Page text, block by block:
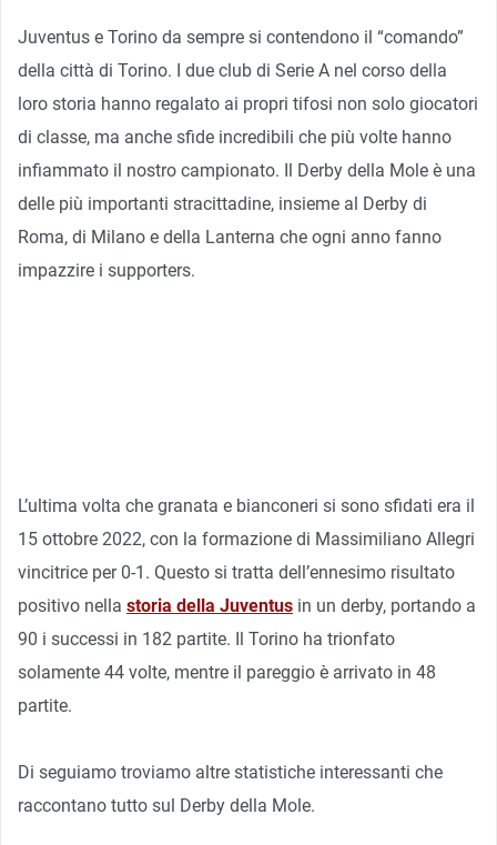
Juventus e Torino da sempre si contendono il “comando”
della città di Torino. I due club di Serie A nel corso della
loro storia hanno regalato ai propri tifosi non solo giocatori
di classe, ma anche sfide incredibili che più volte hanno
infiammato il nostro campionato. Il Derby della Mole è una
delle più importanti stracittadine, insieme al Derby di
Roma, di Milano e della Lanterna che ogni anno fanno
impazzire i supporters.
L’ultima volta che granata e bianconeri si sono sfidati era il
15 ottobre 2022, con la formazione di Massimiliano Allegri
vincitrice per 0-1. Questo si tratta dell’ennesimo risultato
positivo nella storia della Juventus in un derby, portando a
90 i successi in 182 partite. Il Torino ha trionfato
solamente 44 volte, mentre il pareggio è arrivato in 48
partite.
Di seguiamo troviamo altre statistiche interessanti che
raccontano tutto sul Derby della Mole.